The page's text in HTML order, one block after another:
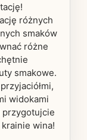
różnych
smaków
różne
smakowe.
widokami
wina!